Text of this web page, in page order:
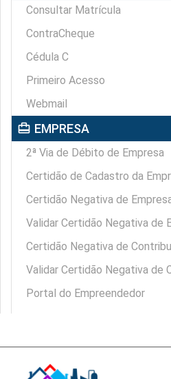
Consultar Matrícula
ContraCheque
Cédula C
Primeiro Acesso
Webmail
card_travel EMPRESA
2ª Via de Débito de Empresa
Certidão de Cadastro da
Certidão Negativa de
Validar Certidão Negativa de
Certidão Negativa de
Validar Certidão Negativa de
Portal do Empreendedor